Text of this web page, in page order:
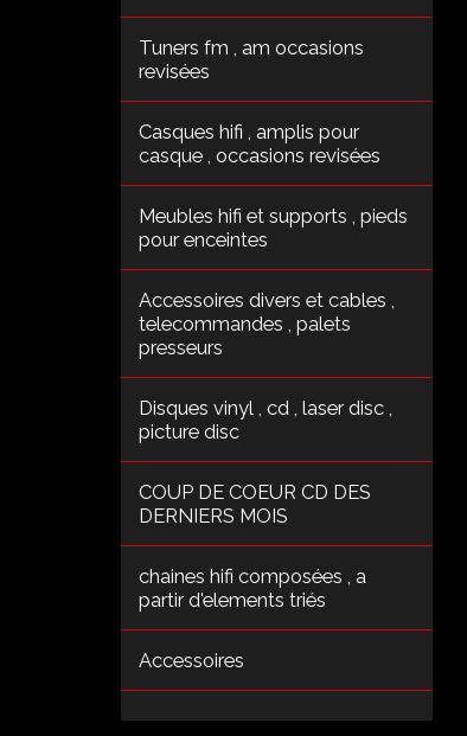
Tuners fm , am occasions
revisées
Casques hifi , amplis pour
casque , occasions revisées
Meubles hifi et supports , pieds
pour enceintes
Accessoires divers et cables ,
telecommandes , palets
presseurs
Disques vinyl , cd , laser disc ,
picture disc
COUP DE COEUR CD DES
DERNIERS MOIS
chaines hifi composées , a
partir d'elements triés
Accessoires